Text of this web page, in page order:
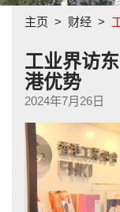
主页 财经
工业界访
港优势
2024年7月26日